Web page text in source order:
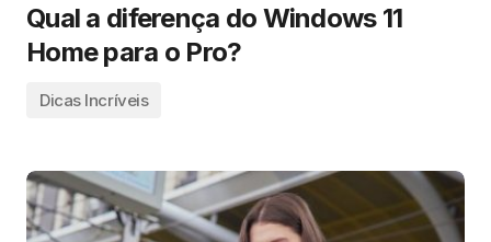
Qual a diferença do Windows 11
Home para o Pro?
Dicas Incríveis